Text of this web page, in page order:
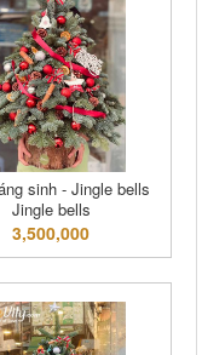
sinh - Jingle bells
Jingle bells
3,500,000